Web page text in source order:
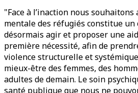
"Face à l’inaction nous souhaitons
mentale des réfugiés constitue
désormais agir et proposer une
première nécessité, afin de
violence structurelle et
mieux-être des femmes, des
adultes de demain. Le soin
santé publique que nous ne